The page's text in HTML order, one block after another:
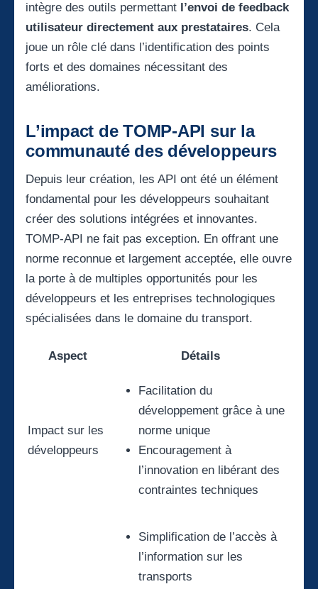
intègre des outils permettant l’envoi de feedback
utilisateur directement aux prestataires. Cela
joue un rôle clé dans l’identification des points
forts et des domaines nécessitant des
améliorations.
L’impact de TOMP-API sur la
communauté des développeurs
Depuis leur création, les API ont été un élément
fondamental pour les développeurs souhaitant
créer des solutions intégrées et innovantes.
TOMP-API ne fait pas exception. En offrant une
norme reconnue et largement acceptée, elle ouvre
la porte à de multiples opportunités pour les
développeurs et les entreprises technologiques
spécialisées dans le domaine du transport.
Aspect Détails
Impact sur les
développeurs
Facilitation du
développement grâce à une
norme unique
Encouragement à
l’innovation en libérant des
contraintes techniques
Simplification de l’accès à
l’information sur les
transports